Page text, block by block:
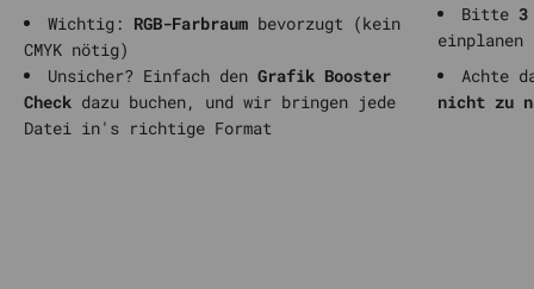
Wichtig: RGB-Farbraum bevorzugt (kein
CMYK nötig)
Unsicher? Einfach den Grafik Booster
Check dazu buchen, und wir bringen jede
Datei in's richtige Format
Bitte3
Achte
nicht zu